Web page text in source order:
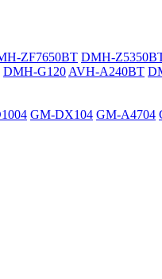
ZF7650BT DMH-
DMH-G120 AVH-A240BT
GM-DX104 GM-A4704